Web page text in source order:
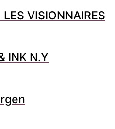
VISIONNAIRES
INK N.Y